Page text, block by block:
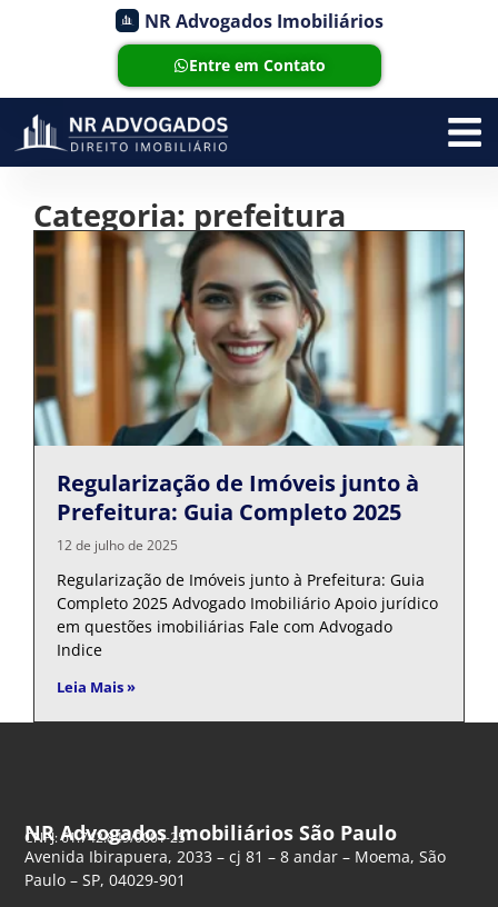
NR Advogados Imobiliários
Entre em Contato
Categoria: prefeitura
Regularização de Imóveis junto à
Prefeitura: Guia Completo 2025
12 de julho de 2025
Regularização de Imóveis junto à Prefeitura: Guia
Completo 2025 Advogado Imobiliário Apoio jurídico
em questões imobiliárias Fale com Advogado
Indice
Leia Mais »
NR Advogados Imobiliários São Paulo
CNPJ: 61.742.849/0001-25
Avenida Ibirapuera, 2033 – cj 81 – 8 andar – Moema, São
Paulo – SP, 04029-901